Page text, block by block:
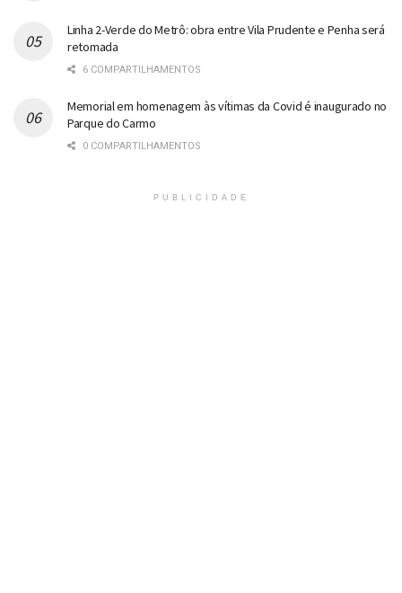
Linha 2-Verde do Metrô: obra entre Vila Prudente e Penha será
retomada
6 COMPARTILHAMENTOS
Memorial em homenagem às vítimas da Covid é inaugurado no
Parque do Carmo
0 COMPARTILHAMENTOS
PUBLICIDADE